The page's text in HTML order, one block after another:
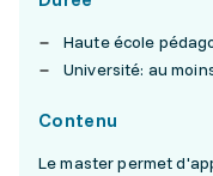
Haute école
Université: au
Contenu
Le master permet